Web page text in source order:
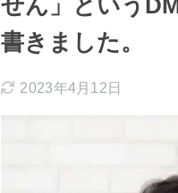
せん」という
書きました。
2023年4月12日